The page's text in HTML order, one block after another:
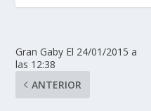
Gran Gaby El 24/01/2015 a
las 12:38
ANTERIOR